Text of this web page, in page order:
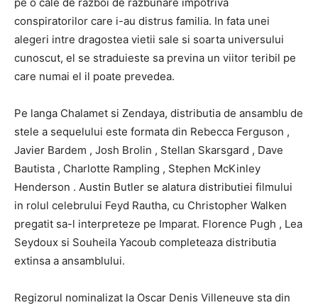
conspiratorilor care i-au distrus familia. In fata unei
alegeri intre dragostea vietii sale si soarta universului
cunoscut, el se straduieste sa previna un viitor teribil pe
care numai el il poate prevedea.
Pe langa Chalamet si Zendaya, distributia de ansamblu de
stele a sequelului este formata din Rebecca Ferguson ,
Javier Bardem , Josh Brolin , Stellan Skarsgard , Dave
Bautista , Charlotte Rampling , Stephen McKinley
Henderson . Austin Butler se alatura distributiei filmului
in rolul celebrului Feyd Rautha, cu Christopher Walken
pregatit sa-l interpreteze pe Imparat. Florence Pugh , Lea
Seydoux si Souheila Yacoub completeaza distributia
extinsa a ansamblului.
Regizorul nominalizat la Oscar Denis Villeneuve sta din